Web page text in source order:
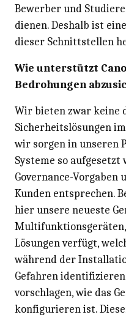
Bewerber und
dienen. Deshalb ist
dieser Schnittstellen
Wie unterstützt
Bedrohungen
Wir bieten zwar keine
Sicherheitslösungen
wir sorgen in unseren
Systeme so aufgesetzt
Governance-Vorgaben
Kunden entsprechen.
hier unsere neueste
Lösungen verfügt,
während der
Gefahren
vorschlagen, wie das
konfigurieren ist.